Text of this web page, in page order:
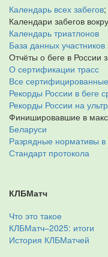
Календарь всех забегов;
Календари забегов
Календарь триатлонов
База данных участников
Отчёты о беге в России
О сертификации трасс
Все
Рекорды России в беге
Рекорды России на
Финишировавшие в
Беларуси
Разрядные нормативы в
Стандарт протокола
КЛБМатч
Что это такое
КЛБМатч–2025: итоги
История КЛБМатчей